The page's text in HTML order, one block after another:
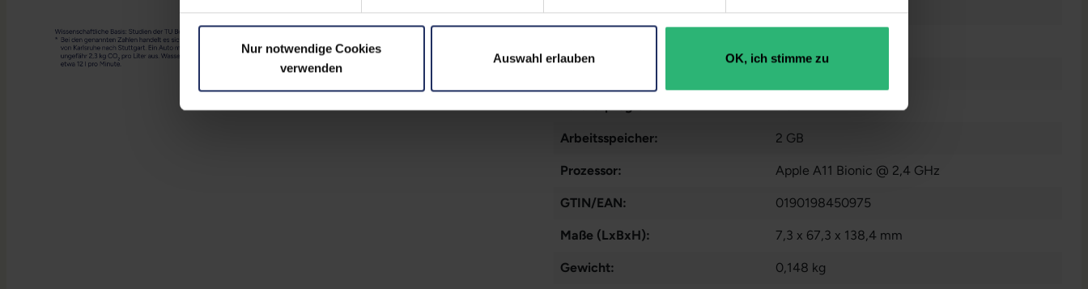
Nur notwendige Cookies
verwenden
Auswahl erlauben OK, ich stimme zu
Schnittstellen: 1x Lightning
Partnerprogramm: Nein
Arbeitsspeicher: 2 GB
Prozessor: Apple A11 Bionic @ 2,4 GHz
GTIN/EAN: 0190198450975
Maße (LxBxH): 7,3 x 67,3 x 138,4 mm
Gewicht: 0,148 kg